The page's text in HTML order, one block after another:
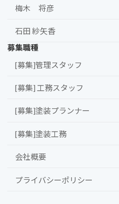
梅木 将彦
石田 紗矢香
募集職種
[募集]管理スタッフ
[募集] 工務スタッフ
[募集]塗装プランナー
[募集]塗装工務
会社概要
プライバシーポリシー